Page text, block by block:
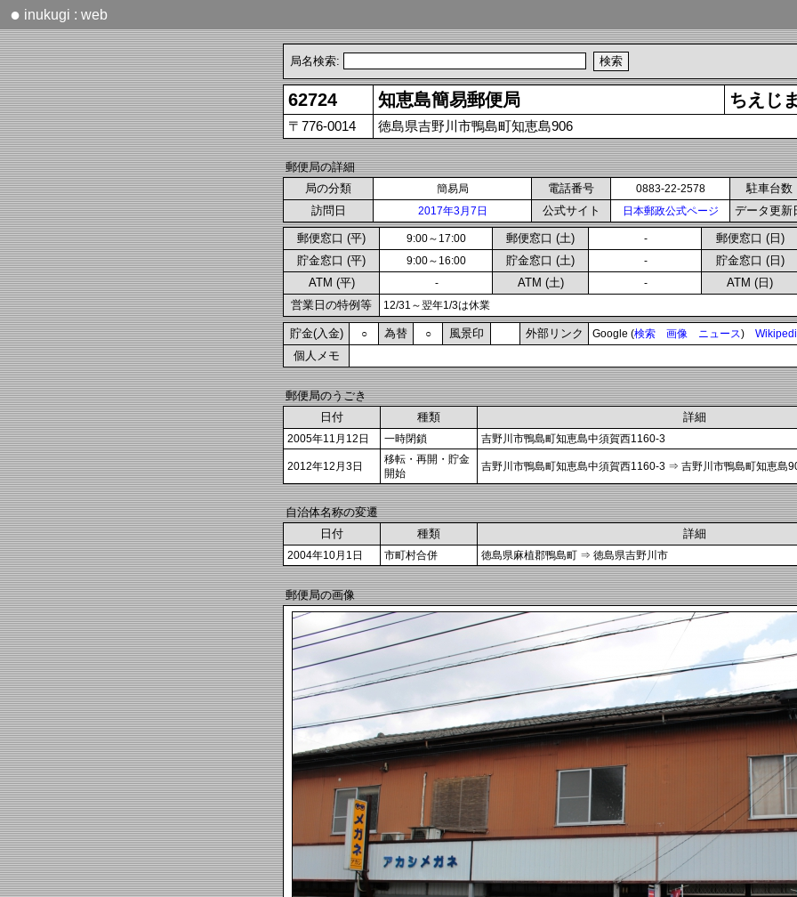
● inukugi : web
局名検索:
62724 知恵島簡易郵便局 ちえじ
〒776-0014 徳島県吉野川市鴨島町知恵島906
郵便局の詳細
局の分類
簡易局 電話番号 0883-22-2578
駐車台数
訪問日
2017年3月7日 公式サイト 日本郵政公式ページ データ更新
郵便窓口 (平) 9:00～17:00 郵便窓口 (土) -
郵便窓口 (日)
貯金窓口 (平)
9:00～16:00 貯金窓口 (土) -
貯金窓口 (日)
ATM (平)
- ATM (土) -
ATM (日)
営業日の特例等
12/31～翌年1/3は休業
貯金(入金) ○ 為替 ○ 風景印 外部リンク Google (検索 画像 ニュース)
個人メモ
郵便局のうごき
日付
種類 詳細
2005年11月12日 一時閉鎖 吉野川市鴨島町知恵島中須賀西1160-3
2012年12月3日
移転・再開・貯金
開始
吉野川市鴨島町知恵島中須賀西1160-3 ⇒ 吉野川市鴨島町知恵島
自治体名称の変遷
日付
種類 詳細
2004年10月1日 市町村合併 徳島県麻植郡鴨島町 ⇒ 徳島県吉野川市
郵便局の画像